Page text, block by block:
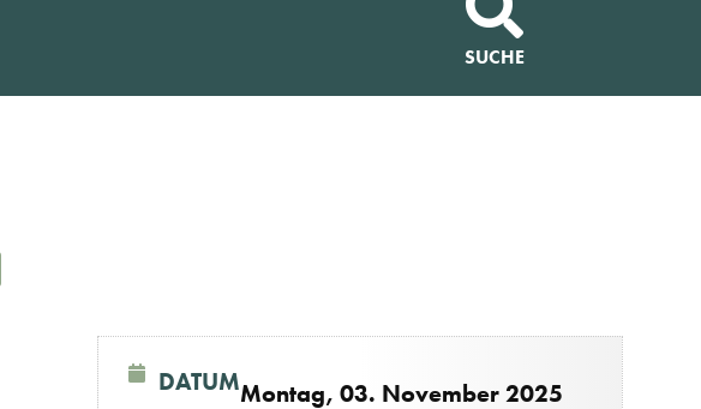
SUCHE
DATUMMontag, 03. November 2025